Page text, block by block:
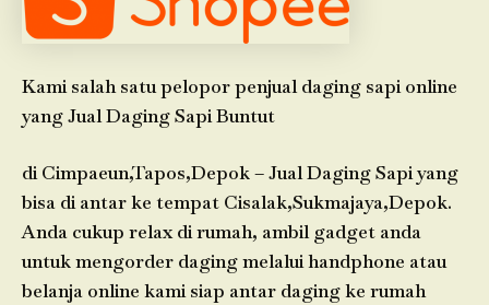
Kami salah satu pelopor penjual daging sapi online
yang Jual Daging Sapi Buntut
di Cimpaeun,Tapos,Depok – Jual Daging Sapi yang
bisa di antar ke tempat Cisalak,Sukmajaya,Depok.
Anda cukup relax di rumah, ambil gadget anda
untuk mengorder daging melalui handphone atau
belanja online kami siap antar daging ke rumah